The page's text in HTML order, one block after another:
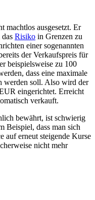
machtlos ausgesetzt. Er
Risiko in Grenzen zu
einer sogenannten
der Verkaufspreis für
beispielsweise zu 100
dass eine maximale
werden soll. Also wird der
eingerichtet. Erreicht
verkauft.
bewährt, ist schwierig
Beispiel, dass man sich
auf erneut steigende Kurse
nicht mehr